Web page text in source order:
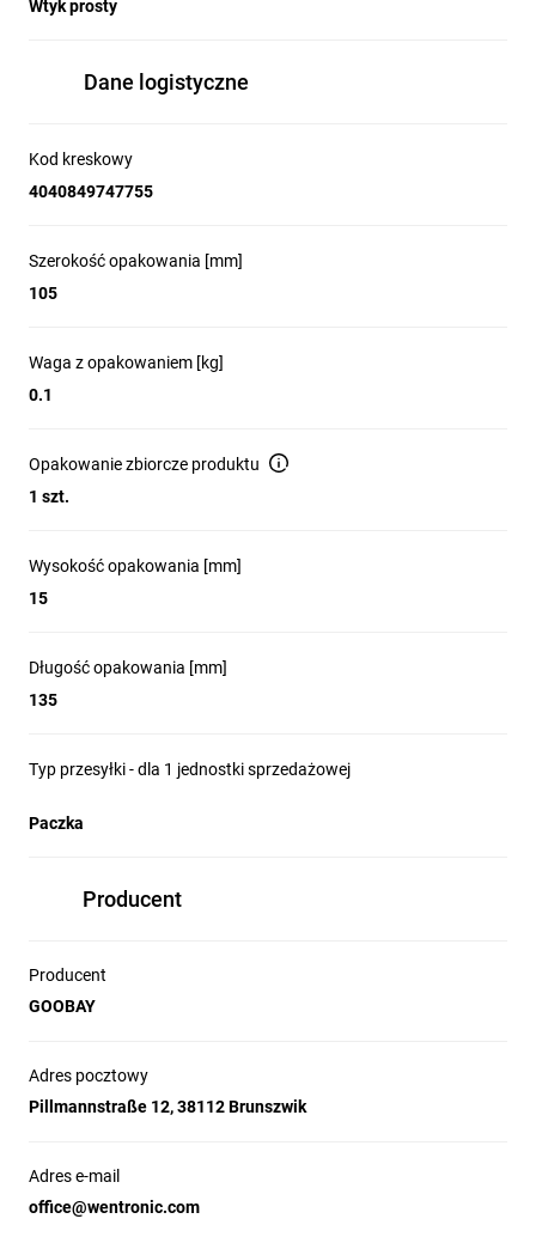
Wtyk prosty
Dane logistyczne
Kod kreskowy
4040849747755
Szerokość opakowania [mm]
105
Waga z opakowaniem [kg]
0.1
Opakowanie zbiorcze produktu
1 szt.
Wysokość opakowania [mm]
15
Długość opakowania [mm]
135
Typ przesyłki - dla 1 jednostki sprzedażowej
Paczka
Producent
Producent
GOOBAY
Adres pocztowy
Pillmannstraße 12, 38112 Brunszwik
Adres e-mail
office@wentronic.com